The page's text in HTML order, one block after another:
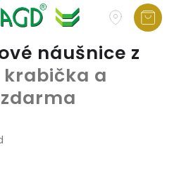
náušnice z
krabička a